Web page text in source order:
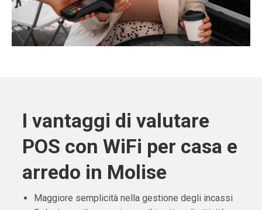
I vantaggi di valutare
POS con WiFi per casa e
arredo in Molise
Maggiore semplicità nella gestione degli incassi